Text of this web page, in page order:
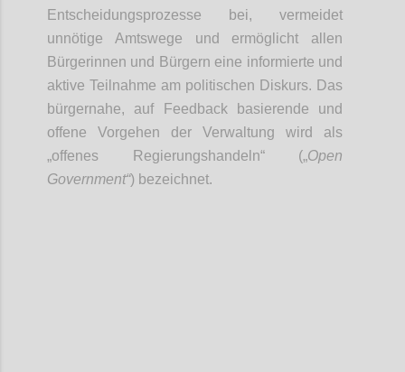
Entscheidungsprozesse bei, vermeidet
unnötige Amtswege und ermöglicht allen
Bürgerinnen und Bürgern eine informierte und
aktive Teilnahme am politischen Diskurs. Das
bürgernahe, auf Feedback basierende und
offene Vorgehen der Verwaltung wird als
„offenes Regierungshandeln“ („Open
Government“) bezeichnet.